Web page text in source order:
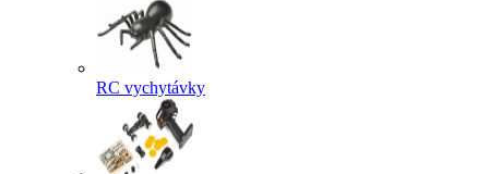
RC vychytávky